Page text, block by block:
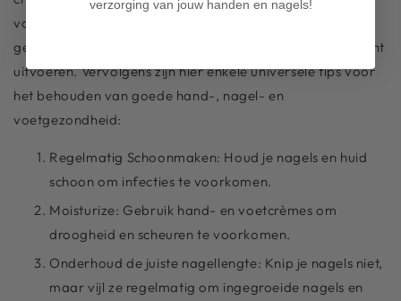
voetverzorging gaat over het behouden van je
gezondheid en ervoor zorgen dat je je taken effectief kunt
uitvoeren. Vervolgens zijn hier enkele universele tips voor
het behouden van goede hand-, nagel- en
voetgezondheid:
Regelmatig Schoonmaken: Houd je nagels en huid
schoon om infecties te voorkomen.
Moisturize: Gebruik hand- en voetcrèmes om
droogheid en scheuren te voorkomen.
Onderhoud de juiste nagellengte: Knip je nagels niet,
maar vijl ze regelmatig om ingegroeide nagels en
verzorging van jouw handen en nagels!